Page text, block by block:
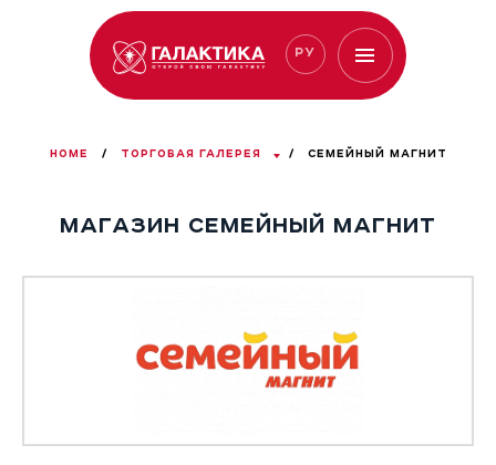
РУ
HOME / ТОРГОВАЯ ГАЛЕРЕЯ / СЕМЕЙНЫЙ МАГНИТ
МАГАЗИН СЕМЕЙНЫЙ МАГНИТ